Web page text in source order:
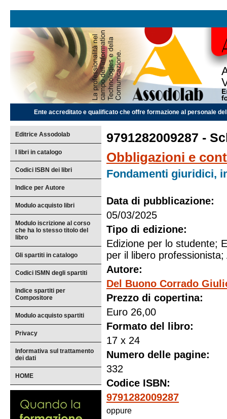
Ente accreditato e qualificato che offre formazione al personale
Editrice Assodolab
I libri in catalogo
Codici ISBN dei libri
Indice per Autore
Modulo acquisto libri
Modulo iscrizione al corso
che ha lo stesso titolo del
libro
Gli spartiti in catalogo
Codici ISMN degli spartiti
Indice spartiti per
Compositore
Modulo acquisto spartiti
Privacy
Informativa sul trattamento
dei dati
HOME
9791282009287 -
Obbligazioni e
Fondamenti giuridici,
Data di pubblicazione:
05/03/2025
Tipo di edizione:
Edizione per lo studente;
per il libero professionista;
Autore:
Del Buono Corrado
Prezzo di copertina:
Euro 26,00
Formato del libro:
17 x 24
Numero delle pagine:
332
Codice ISBN:
9791282009287
oppure